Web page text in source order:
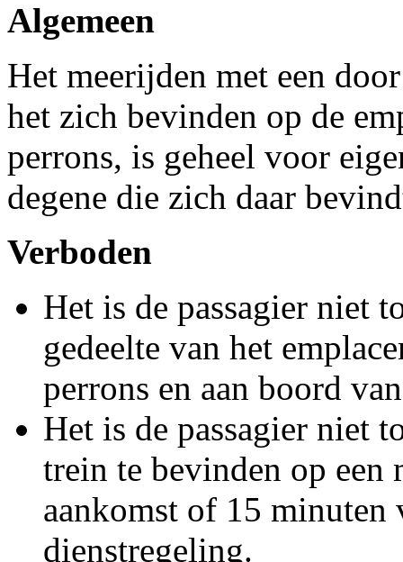
Algemeen
Het meerijden met een
het zich bevinden op de
perrons, is geheel voor
degene die zich daar
Verboden
Het is de passagier niet
gedeelte van het
perrons en aan boord
Het is de passagier niet
trein te bevinden op een
aankomst of 15
dienstregeling.